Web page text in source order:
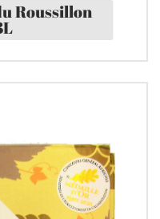
Roussillon